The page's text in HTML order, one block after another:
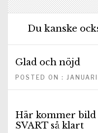
Du kanske
Glad och nöjd
POSTED ON :
Här kommer bild
SVART så klart